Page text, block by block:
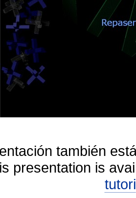
también
presentation is